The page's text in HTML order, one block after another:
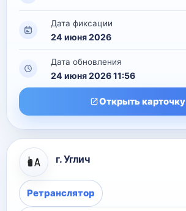
Дата фиксации
24 июня 2026
Дата обновления
24 июня 2026 11:56
Открыть карточку
г. Углич
Ретранслятор